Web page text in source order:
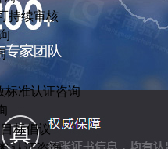
持续审核
标准认证咨询
标倡议